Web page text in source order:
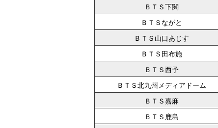
ＢＴＳ下関
ＢＴＳながと
ＢＴＳ山口あじす
ＢＴＳ田布施
ＢＴＳ西予
ＢＴＳ北九州メディアドーム
ＢＴＳ嘉麻
ＢＴＳ鹿島